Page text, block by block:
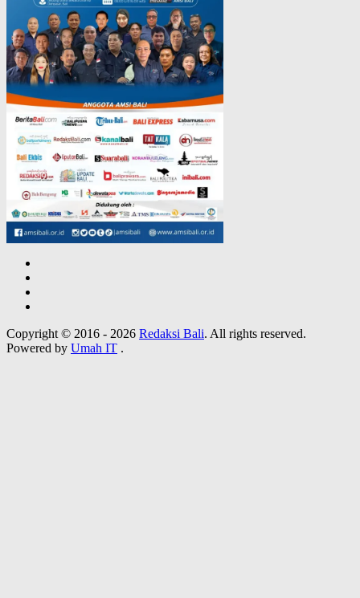
Copyright © 2016 - 2026 Redaksi Bali. All rights reserved.
Powered by Umah IT .